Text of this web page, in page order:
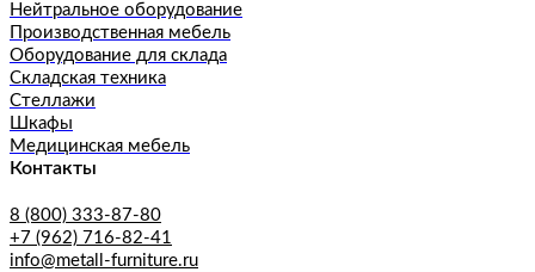
Нейтральное оборудование
Производственная мебель
Оборудование для склада
Складская техника
Стеллажи
Шкафы
Медицинская мебель
Контакты
8 (800) 333-87-80
+7 (962) 716-82-41
info@metall-furniture.ru